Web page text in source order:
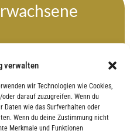
verwalten
wir Technologien wie Cookies,
darauf zuzugreifen. Wenn du
Daten wie das Surfverhalten oder
Wenn du deine Zustimmung nicht
Merkmale und Funktionen